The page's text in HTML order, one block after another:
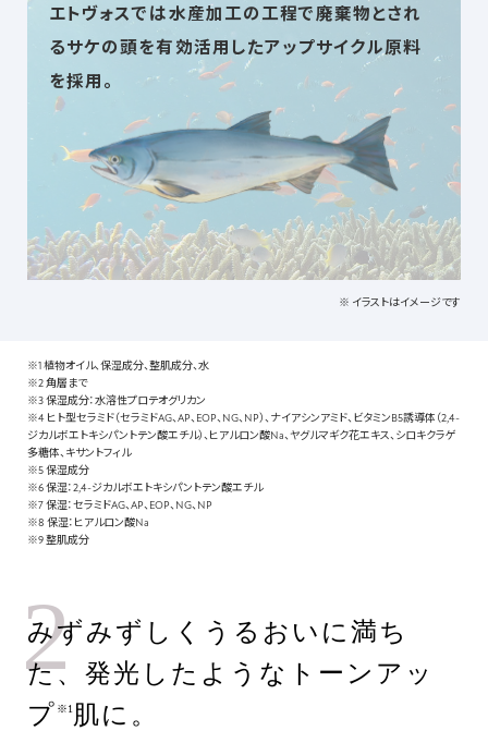
エトヴォスでは水産加工の工程で廃棄物とされ
るサケの頭を有効活用したアップサイクル原料
を採用。
※ イラストはイメージです
※1 植物オイル、保湿成分、整肌成分、水
※2 角層まで
※3 保湿成分：水溶性プロテオグリカン
※4 ヒト型セラミド（セラミドAG、AP、EOP、NG、NP）、ナイアシンアミド、ビタミンB5誘導体（2,4-
ジカルボエトキシパントテン酸エチル）、ヒアルロン酸Na、ヤグルマギク花エキス、シロキクラゲ
多糖体、キサントフィル
※5 保湿成分
※6 保湿：2,4-ジカルボエトキシパントテン酸エチル
※7 保湿：セラミドAG、AP、EOP、NG、NP
※8 保湿：ヒアルロン酸Na
※9 整肌成分
2
みずみずしくうるおいに満ち
た、発光したようなトーンアッ
プ ※1肌に。